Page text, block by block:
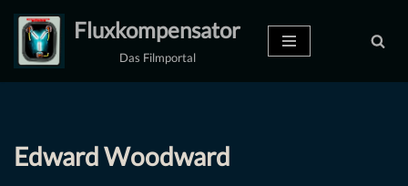
Zum
Inhalt
Fluxkompensator
Das Filmportal
Edward Woodward